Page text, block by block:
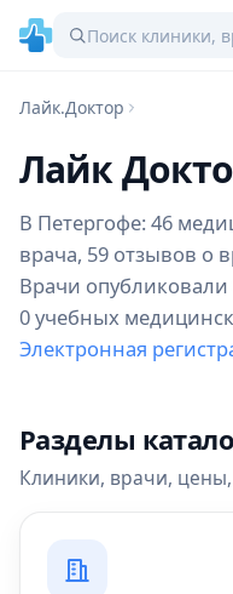
Лайк.Доктор
Лайк
В Петергофе: 46
врача, 59 отзывов о
Врачи опубликовали
0 учебных
Электронная
Разделы
Клиники, врачи,